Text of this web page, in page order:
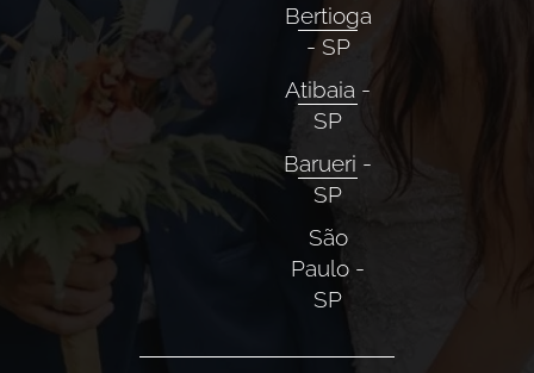
Bertioga
- SP
Atibaia -
SP
Barueri -
SP
São
Paulo -
SP